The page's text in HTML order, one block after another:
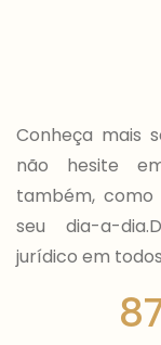
Conheça mais
não hesite
também,
seu dia-a-dia.
jurídico em